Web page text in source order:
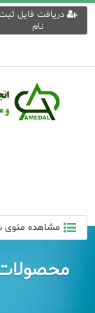
دریافت فایل
نام
مشاهده منوی